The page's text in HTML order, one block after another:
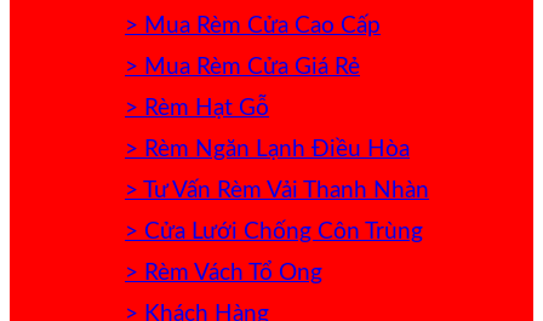
> Mua Rèm Cửa Cao Cấp
> Mua Rèm Cửa Giá Rẻ
> Rèm Hạt Gỗ
> Rèm Ngăn Lạnh Điều Hòa
> Tư Vấn Rèm Vải Thanh Nhàn
> Cửa Lưới Chống Côn Trùng
> Rèm Vách Tổ Ong
> Khách Hàng